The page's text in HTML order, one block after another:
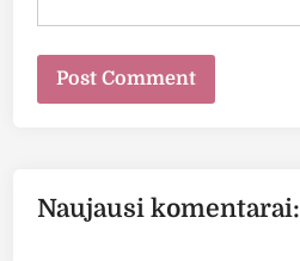
Naujausi komentarai: